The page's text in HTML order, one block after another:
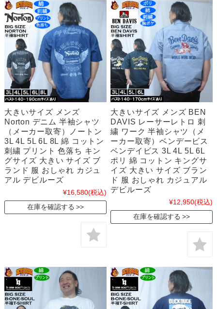
大きいサイズ メンズ
Norton デニム 半袖シャツ
（メーカー取寄）ノートン
3L 4L 5L 6L 8L 綿 コットン
刺繍 プリント 色落ち キン
グサイズ 大きい サイズ ブ
ランド 服 おしゃれ カジュ
アル デビルーズ
¥16,580(税込)
在庫を確認する
大きいサイズ メンズ BEN
DAVIS レーサーレトロ 刺
繍 ワーク 半袖シャツ（メ
ーカー取寄）ベンデービス
ベンデイビス 3L 4L 5L 6L
ポリ 綿 コットン キングサ
イズ 大きい サイズ ブラン
ド 服 おしゃれ カジュアル
デビルーズ
¥12,950(税込)
在庫を確認する